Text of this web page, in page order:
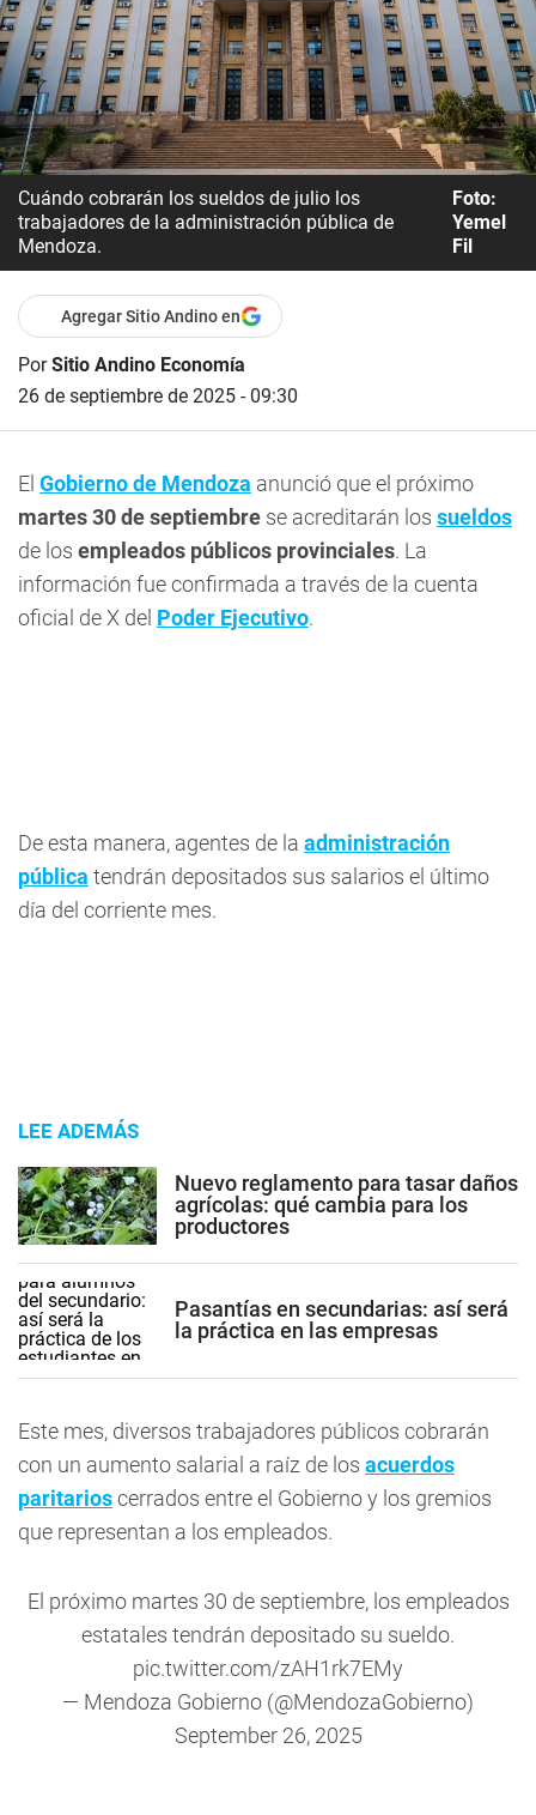
Cuándo cobrarán los sueldos de julio los
trabajadores de la administración pública de
Mendoza.
Foto:
Yemel
Fil
Agregar Sitio Andino en
PorSitio Andino Economía
26 de septiembre de 2025 - 09:30
El Gobierno de Mendoza anunció que el próximo
martes 30 de septiembre se acreditarán los sueldos
de los empleados públicos provinciales. La
información fue confirmada a través de la cuenta
oficial de X del Poder Ejecutivo.
De esta manera, agentes de la administración
pública tendrán depositados sus salarios el último
día del corriente mes.
LEE ADEMÁS
Nuevo reglamento para tasar daños
agrícolas: qué cambia para los
productores
Pasantías en secundarias: así será
la práctica en las empresas
Este mes, diversos trabajadores públicos cobrarán
con un aumento salarial a raíz de los acuerdos
paritarioscerrados entre el Gobierno y los gremios
que representan a los empleados.
El próximo martes 30 de septiembre, los empleados
estatales tendrán depositado su sueldo.
pic.twitter.com/zAH1rk7EMy
— Mendoza Gobierno (@MendozaGobierno)
September 26, 2025